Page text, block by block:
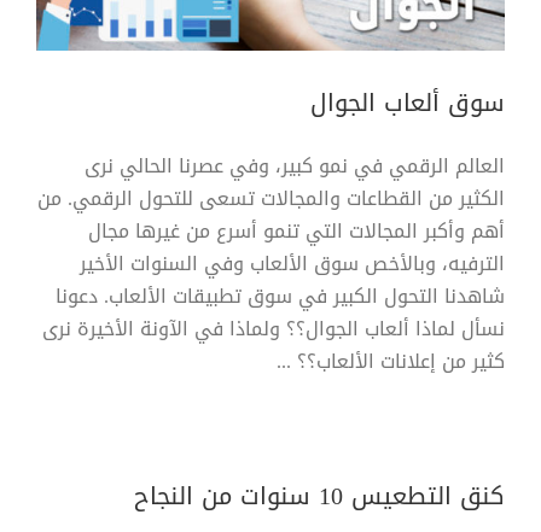
سوق ألعاب الجوال
العالم الرقمي في نمو كبير، وفي عصرنا الحالي نرى
الكثير من القطاعات والمجالات تسعى للتحول الرقمي. من
أهم وأكبر المجالات التي تنمو أسرع من غيرها مجال
الترفيه، وبالأخص سوق الألعاب وفي السنوات الأخير
شاهدنا التحول الكبير في سوق تطبيقات الألعاب. دعونا
نسأل لماذا ألعاب الجوال؟؟ ولماذا في الآونة الأخيرة نرى
كثير من إعلانات الألعاب؟؟ ...
كنق التطعيس 10 سنوات من النجاح